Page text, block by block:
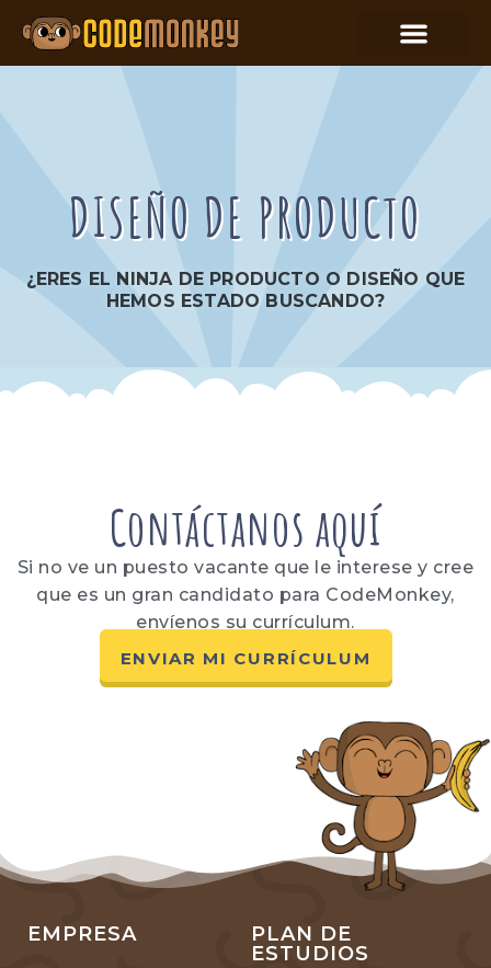
DISEÑO DE PRODUCTO
¿ERES EL NINJA DE PRODUCTO O DISEÑO QUE
HEMOS ESTADO BUSCANDO?
Contáctanos aquí
Si no ve un puesto vacante que le interese y cree
que es un gran candidato para CodeMonkey,
envíenos su currículum.
ENVIAR MI CURRÍCULUM
EMPRESA
PLAN DE
ESTUDIOS